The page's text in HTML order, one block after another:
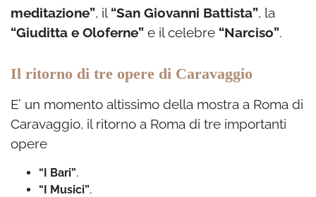
meditazione”, il “San Giovanni Battista”, la
“Giuditta e Oloferne” e il celebre “Narciso”.
Il ritorno di tre opere di Caravaggio
E’ un momento altissimo della mostra a Roma di
Caravaggio, il ritorno a Roma di tre importanti
opere
“I Bari”,
“I Musici”,